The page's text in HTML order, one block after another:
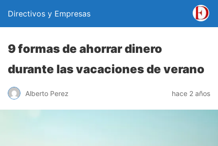
Directivos y Empresas
9 formas de ahorrar dinero
durante las vacaciones de verano
Alberto Perez hace 2 años